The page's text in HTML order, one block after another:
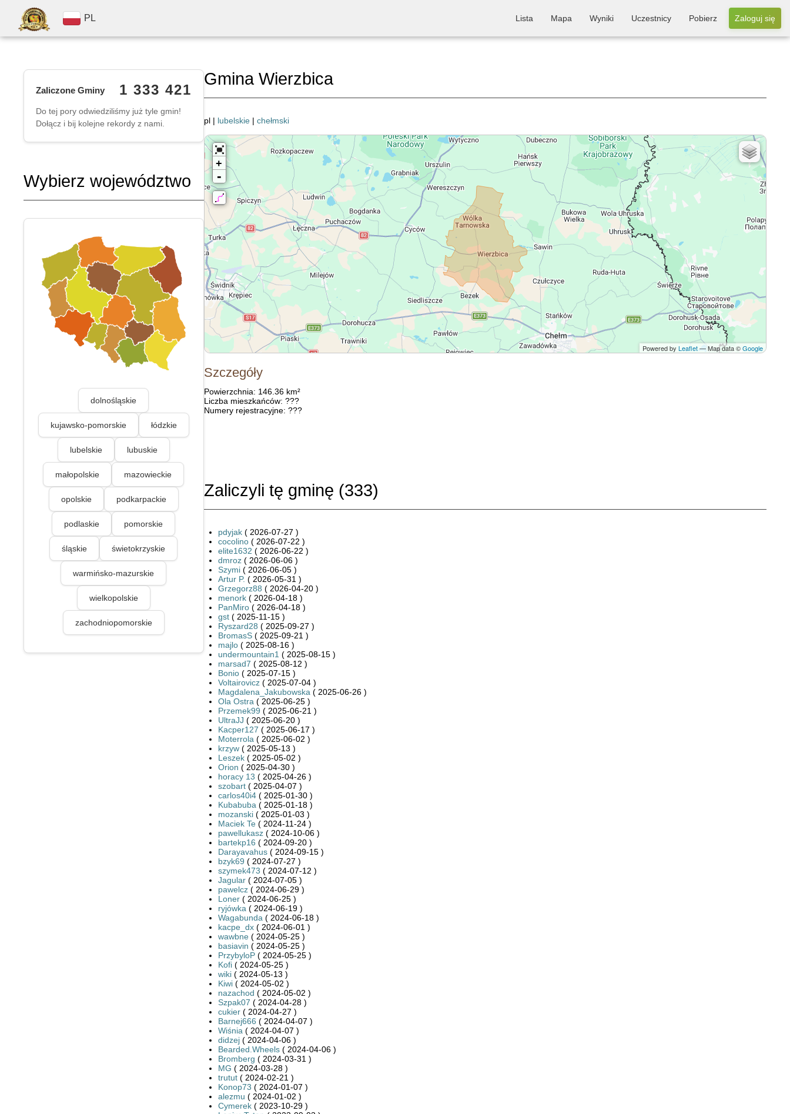
PL Lista Mapa Wyniki Uczestnicy Pobierz Zaloguj się
Zaliczone Gminy 1 333 421
Do tej pory odwiedziliśmy już tyle gmin!
Dołącz i bij kolejne rekordy z nami.
Wybierz województwo
dolnośląskie
kujawsko-pomorskie łódzkie
lubelskie lubuskie
małopolskie mazowieckie
opolskie podkarpackie
podlaskie pomorskie
śląskie świetokrzyskie
warmińsko-mazurskie
wielkopolskie
zachodniopomorskie
Gmina Wierzbica
pl | lubelskie| chełmski
+
-
Powered by Leaflet— Map data ©Google
Szczegóły
Powierzchnia: 146.36 km²
Liczba mieszkańców: ???
Numery rejestracyjne: ???
Zaliczyli tę gminę (333)
pdyjak( 2026-07-27 )
cocolino( 2026-07-22 )
elite1632 ( 2026-06-22 )
dmroz( 2026-06-06 )
Szymi( 2026-06-05 )
Artur P. ( 2026-05-31 )
Grzegorz88 ( 2026-04-20 )
menork( 2026-04-18 )
PanMiro( 2026-04-18 )
gst( 2025-11-15 )
Ryszard28 ( 2025-09-27 )
BromasS( 2025-09-21 )
majlo( 2025-08-16 )
undermountain1 ( 2025-08-15 )
marsad7 ( 2025-08-12 )
Bonio( 2025-07-15 )
Voltairovicz( 2025-07-04 )
Magdalena_Jakubowska ( 2025-06-26 )
Ola Ostra ( 2025-06-25 )
Przemek99 ( 2025-06-21 )
UltraJJ ( 2025-06-20 )
Kacper127 ( 2025-06-17 )
Moterrola ( 2025-06-02 )
krzyw( 2025-05-13 )
Leszek( 2025-05-02 )
Orion ( 2025-04-30 )
horacy 13 ( 2025-04-26 )
szobart( 2025-04-07 )
carlos40i4( 2025-01-30 )
Kubabuba ( 2025-01-18 )
mozanski( 2025-01-03 )
Maciek Te( 2024-11-24 )
pawellukasz( 2024-10-06 )
bartekp16 ( 2024-09-20 )
Darayavahus( 2024-09-15 )
bzyk69 ( 2024-07-27 )
szymek473 ( 2024-07-12 )
Jagular( 2024-07-05 )
pawelcz( 2024-06-29 )
Loner( 2024-06-25 )
ryjówka ( 2024-06-19 )
Wagabunda ( 2024-06-18 )
kacpe_dx( 2024-06-01 )
wawbne( 2024-05-25 )
basiavin ( 2024-05-25 )
PrzybyloP( 2024-05-25 )
Kofi( 2024-05-25 )
wiki( 2024-05-13 )
Kiwi( 2024-05-02 )
nazachod ( 2024-05-02 )
Szpak07 ( 2024-04-28 )
cukier( 2024-04-27 )
Barnej666 ( 2024-04-07 )
Wiśnia ( 2024-04-07 )
didzej( 2024-04-06 )
Bearded.Wheels( 2024-04-06 )
Bromberg ( 2024-03-31 )
MG ( 2024-03-28 )
trutut( 2024-02-21 )
Konop73 ( 2024-01-07 )
alezmu ( 2024-01-02 )
Cymerek( 2023-10-29 )